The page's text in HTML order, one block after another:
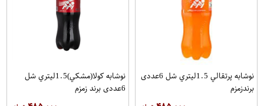
نوشابه پرتقالي 1.5ليتري شل 6عددی
برندزمزم
نوشابه کولا(مشکي)1.5ليتري شل
6عددی برند زمزم